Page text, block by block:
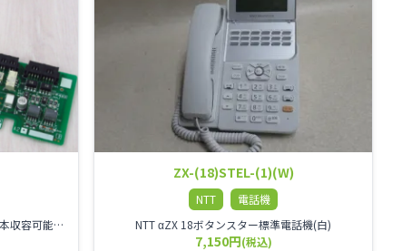
αZX 2回線ISDNユニット ISDN回線を2本収容可能です。
ZX-(18)STEL-(1)(W)
NTT
電話機
NTT αZX 18ボタンスター標準電話機(白)
7,150円(税込)